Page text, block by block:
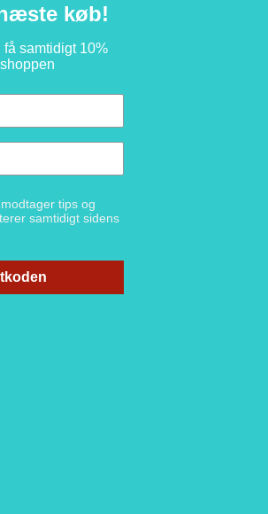
køb!
samtidigt 10%
tips og
samtidigt sidens